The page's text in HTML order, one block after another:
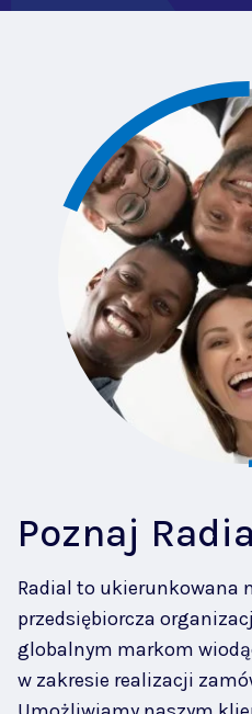
Poznaj
Radial to ukierunkowana
przedsiębiorcza
globalnym markom
w zakresie realizacji